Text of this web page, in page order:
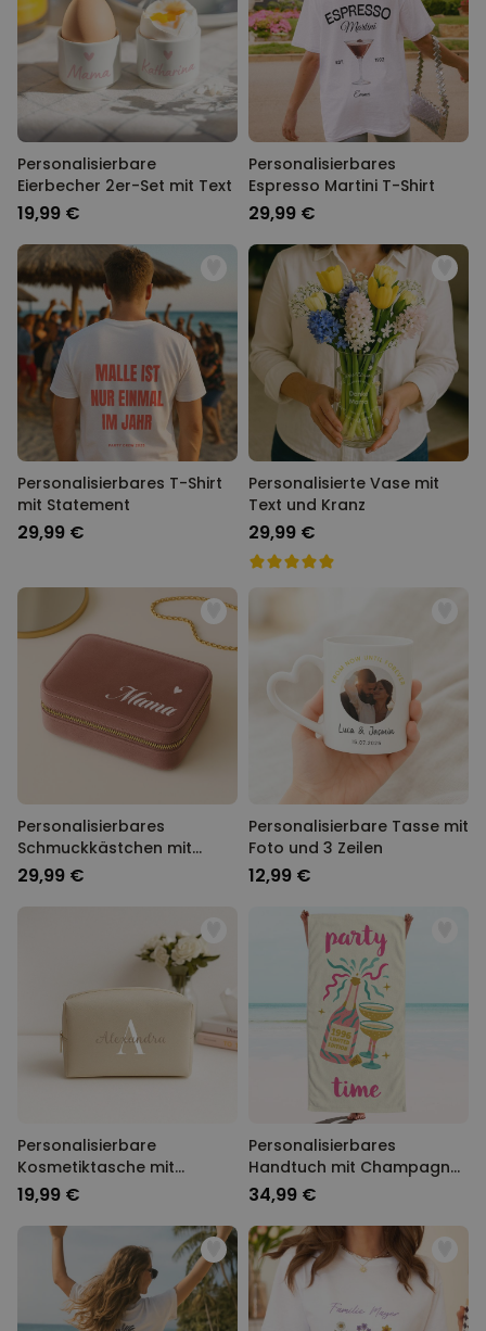
Personalisierbare
Eierbecher 2er-Set mit Text
19,99 €
Personalisierbares
Espresso Martini T-Shirt
29,99 €
Personalisierbares T-Shirt
mit Statement
29,99 €
Personalisierte Vase mit
Text und Kranz
29,99 €
Personalisierbares
Schmuckkästchen mit
Name
29,99 €
Personalisierbare Tasse mit
Foto und 3 Zeilen
12,99 €
Personalisierbare
Kosmetiktasche mit
Monogram
19,99 €
Personalisierbares
Handtuch mit Champagner
und Text
34,99 €